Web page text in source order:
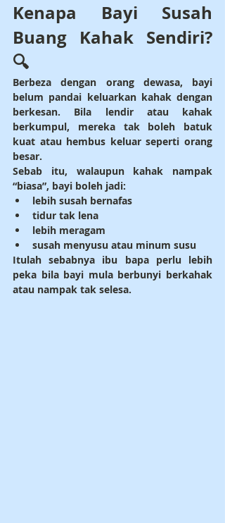
Kenapa Bayi Susah
Buang Kahak Sendiri?
🔍
Berbeza dengan orang dewasa, bayi
belum pandai keluarkan kahak dengan
berkesan. Bila lendir atau kahak
berkumpul, mereka tak boleh batuk
kuat atau hembus keluar seperti orang
besar.
Sebab itu, walaupun kahak nampak
“biasa”, bayi boleh jadi:
lebih susah bernafas
tidur tak lena
lebih meragam
susah menyusu atau minum susu
Itulah sebabnya ibu bapa perlu lebih
peka bila bayi mula berbunyi berkahak
atau nampak tak selesa.